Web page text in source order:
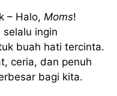
– Halo, Moms!
ingin
buah hati tercinta.
ceria, dan penuh
bagi kita.